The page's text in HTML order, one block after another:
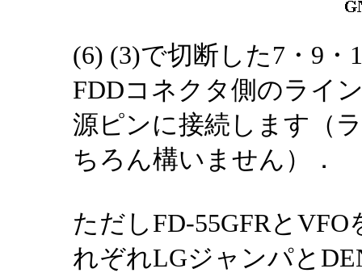
(6) (3)で切断した7・9
FDDコネクタ側のライ
源ピンに接続します（
ちろん構いません）．
ただしFD-55GFRと
れぞれLGジャンパと